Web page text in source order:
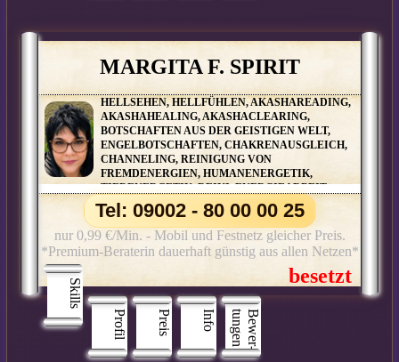
MARGITA F. SPIRIT
HELLSEHEN, HELLFÜHLEN, AKASHAREADING,
AKASHAHEALING, AKASHACLEARING,
BOTSCHAFTEN AUS DER GEISTIGEN WELT,
ENGELBOTSCHAFTEN, CHAKRENAUSGLEICH,
CHANNELING, REINIGUNG VON
FREMDENERGIEN, HUMANENERGETIK,
TIERENERGETIK, REIKI, ENERGIEARBEIT,
TIERKOMMUNIKATION, AURAREINIGUNG,
KARMAREINIGUNG, LICHTARBEIT, KARMISCHE
VERSTRICKUNGEN
Skills
Profil
Preis Info B
e
w
e
r
­
t
u
n
g
e
n
Tel: 09002 - 80 00 00 25
nur 0,99 €/Min. - Mobil und Festnetz gleicher Preis.
*Premium-Beraterin dauerhaft günstig aus allen Netzen*